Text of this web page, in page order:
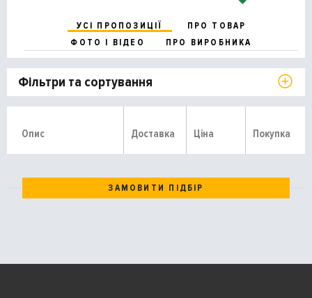
УСІ ПРОПОЗИЦІЇ
ПРО ТОВАР
ФОТО І ВІДЕО
ПРО ВИРОБНИКА
Фільтри та сортування
Опис Доставка Ціна Покупка
ЗАМОВИТИ ПІДБІР